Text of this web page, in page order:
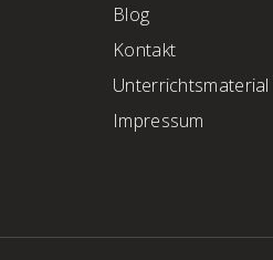
Blog
Kontakt
Unterrichtsmaterial
Impressum